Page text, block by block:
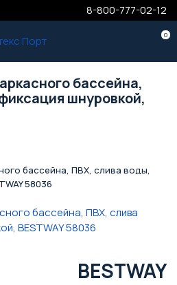
8-800-777-02-12
0
бассейна,
шнуровкой,
бассейна, ПВХ, слива воды,
58036
BESTWAY